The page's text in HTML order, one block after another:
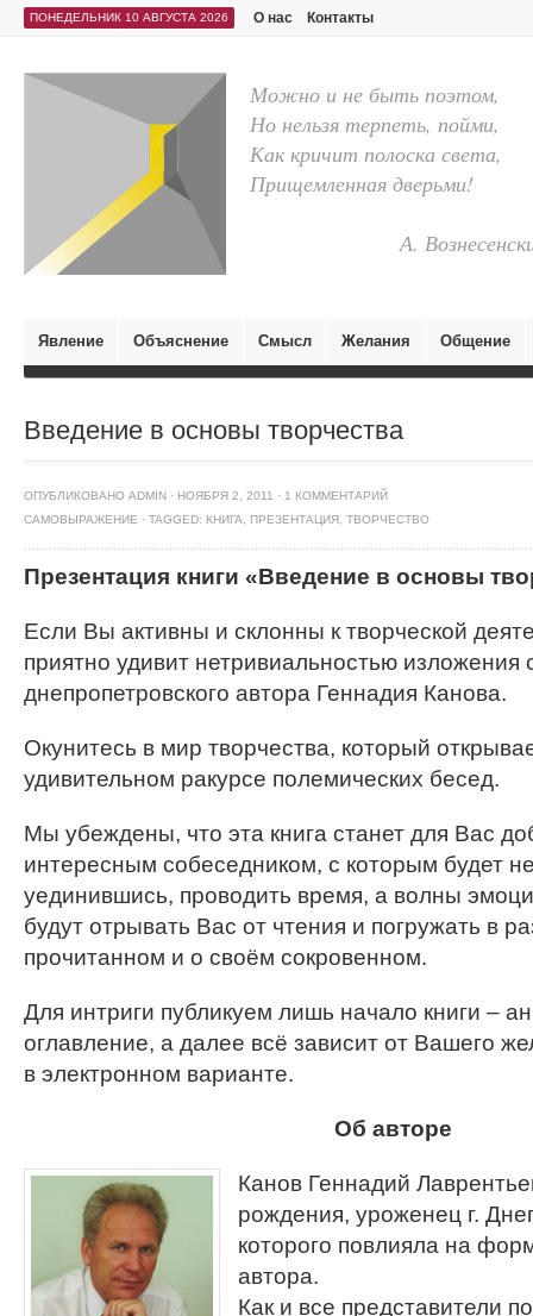
ПОНЕДЕЛЬНИК 10 АВГУСТА 2026 О нас Контакты
Можно и не быть поэтом,
Но нельзя терпеть, пойми,
Как кричит полоска света,
Прищемленная дверьми!
А.
Явление Объяснение Смысл Желания Общение
Введение в основы творчества
ОПУБЛИКОВАНО ADMIN · НОЯБРЯ 2, 2011 · 1 КОММЕНТАРИЙ
САМОВЫРАЖЕНИЕ · TAGGED: КНИГА ПРЕЗЕНТАЦИЯ ТВОРЧЕСТВО
Презентация книги «Введение в основы
Если Вы активны и склонны к творческой
приятно удивит нетривиальностью изложения
днепропетровского автора Геннадия Канова.
Окунитесь в мир творчества, который
удивительном ракурсе полемических бесед.
Мы убеждены, что эта книга станет для Вас
интересным собеседником, с которым будет
уединившись, проводить время, а волны
будут отрывать Вас от чтения и погружать в
прочитанном и о своём сокровенном.
Для интриги публикуем лишь начало книги –
оглавление, а далее всё зависит от Вашего
в электронном варианте.
Об авторе
Канов Геннадий
рождения, уроженец г.
которого повлияла на
автора.
Как и все представители